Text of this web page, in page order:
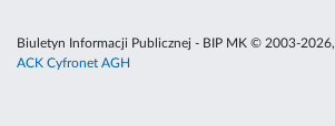
Biuletyn Informacji Publicznej - BIP MK © 2003-2026,
ACK Cyfronet AGH